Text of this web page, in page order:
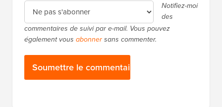
Notifiez-moi
des
commentaires de suivi par e-mail. Vous pouvez
également vous abonnersans commenter.